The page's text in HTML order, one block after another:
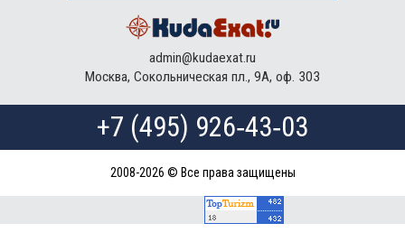
admin@kudaexat.ru
Москва, Сокольническая пл., 9А, оф. 303
+7 (495) 926‑43‑03
2008-2026 © Все права защищены